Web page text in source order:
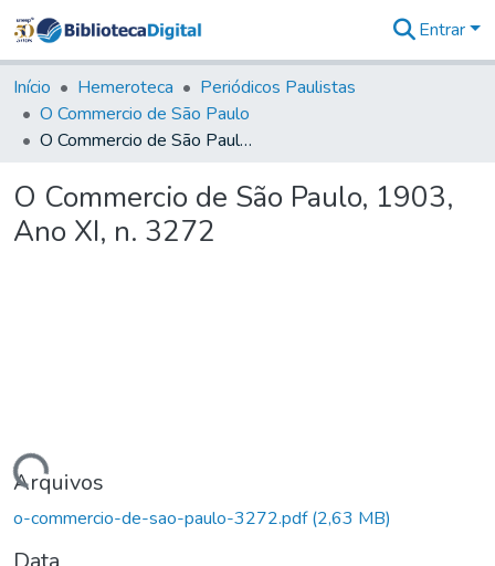
&
Coleções
Tudo na
Biblioteca
Estatísticas
Entrar
Início Hemeroteca
Periódicos Paulistas
O Commercio de São Paulo
O Commercio de São Paulo, 1903, Ano XI, n. 3272
O Commercio de São Paulo, 1903,
Ano XI, n. 3272
Arquivos
o-commercio-de-sao-paulo-3272.pdf(2,63 MB)